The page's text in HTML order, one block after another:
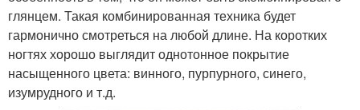
глянцем. Такая комбинированная техника будет
гармонично смотреться на любой длине. На коротких
ногтях хорошо выглядит однотонное покрытие
насыщенного цвета: винного, пурпурного, синего,
изумрудного и т.д.